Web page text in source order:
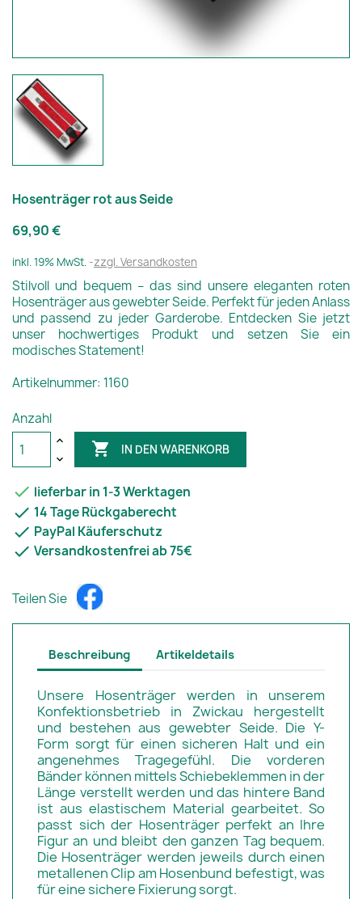
Hosenträger rot aus Seide
69,90 €
inkl. 19% MwSt. zzgl. Versandkosten
Stilvoll und bequem – das sind unsere eleganten roten
Hosenträger aus gewebter Seide. Perfekt für jeden Anlass
und passend zu jeder Garderobe. Entdecken Sie jetzt
unser hochwertiges Produkt und setzen Sie ein
modisches Statement!
Artikelnummer: 1160
Anzahl
 IN DEN WARENKORB
 lieferbar in 1-3 Werktagen
 14 Tage Rückgaberecht
 PayPal Käuferschutz
 Versandkostenfrei ab 75€
Teilen Sie
Beschreibung Artikeldetails
Unsere Hosenträger werden in unserem
Konfektionsbetrieb in Zwickau hergestellt
und bestehen aus gewebter Seide. Die Y-
Form sorgt für einen sicheren Halt und ein
angenehmes Tragegefühl. Die vorderen
Bänder können mittels Schiebeklemmen in der
Länge verstellt werden und das hintere Band
ist aus elastischem Material gearbeitet. So
passt sich der Hosenträger perfekt an Ihre
Figur an und bleibt den ganzen Tag bequem.
Die Hosenträger werden jeweils durch einen
metallenen Clip am Hosenbund befestigt, was
für eine sichere Fixierung sorgt.